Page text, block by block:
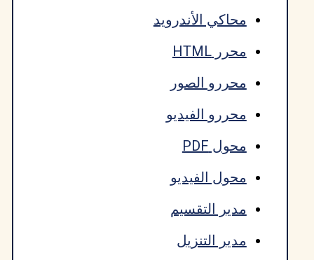
محاكي الأندرويد
محررو الصور
محررو الفيديو
محول الفيديو
مدير التقسيم
مدير التنزيل